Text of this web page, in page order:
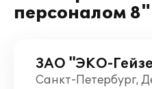
персоналом 8"
ЗАО "ЭКО-
Санкт-Петербург,